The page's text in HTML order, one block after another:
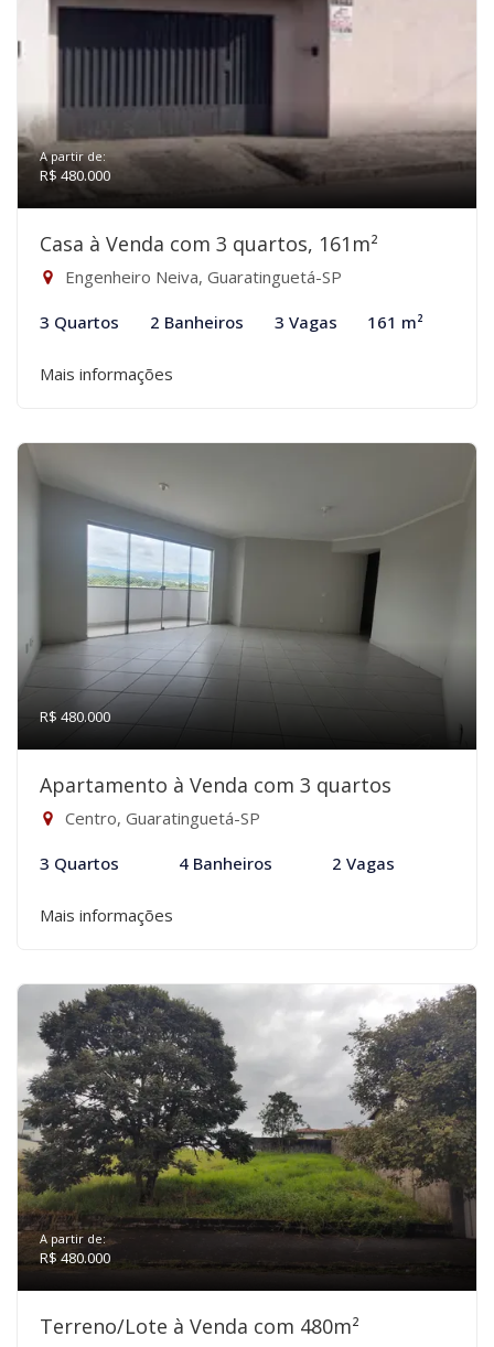
A partir de:
R$ 480.000
Casa à Venda com 3 quartos, 161m²
Engenheiro Neiva, Guaratinguetá-SP
3 Quartos 2 Banheiros 3 Vagas 161 m²
Mais informações
R$ 480.000
Apartamento à Venda com 3 quartos
Centro, Guaratinguetá-SP
3 Quartos 4 Banheiros 2 Vagas
Mais informações
A partir de:
R$ 480.000
Terreno/Lote à Venda com 480m²